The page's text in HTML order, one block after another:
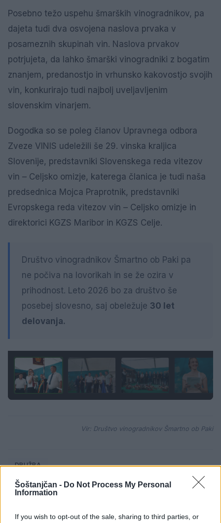
Šoštanjčan - Do Not Process My Personal
Information
If you wish to opt-out of the sale, sharing to third parties, or
Posebno težo uspehu šmarških vinogradnikov, pa
dajeta tudi dva osvojena naslova prvaka v
posameznih skupinah vin. Naslova prvakov
potrjujeta, da lahko šmarški vinogradniki z bogatim
znanjem, predanostjo in vrhunsko kakovostjo svojih
vin, konkurirajo tudi najbolj uveljavljenim
slovenskim vinarjem.
Dogodka so se poleg članov Upravnega odbora
Zveze VINIS udeležili še 29. vinska kraljica
Slovenije, predstavniki Slovenskega reda vitezov
vin – Celjsko omizje, katerega članica je tudi naša
predsednica Mojca Praprotnik, predstavniki
Evropskega reda vitezov vin – Celjsko omizje in
direktorici KGZS Maribor in KGZS Celje.
Društvo vinogradnikov Šmartno ob Paki pa
ne počiva na lovorikah in se že ozira v
prihodnost. Leto 2026 bo za društvo še
posebej slovesno, saj obeležuje 30 let
delovanja.
Vir: Društvo vinogradnikov Šmartno ob Paki
DRUŽBA
KLJUČNE BESEDE vinogradniki
šmartno ob paki